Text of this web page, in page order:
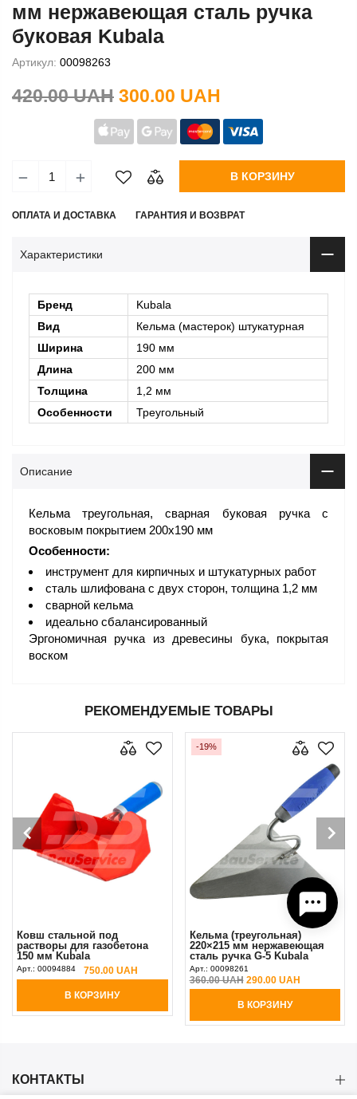
мм нержавеющая сталь ручка
буковая Kubala
Артикул: 00098263
420.00 UAH 300.00 UAH
В КОРЗИНУ
ОПЛАТА И ДОСТАВКА ГАРАНТИЯ И ВОЗВРАТ
Характеристики
Бренд
Kubala
Вид
Кельма (мастерок) штукатурная
Ширина
190 мм
Длина
200 мм
Толщина
1,2 мм
Особенности
Треугольный
Описание
Кельма треугольная, сварная буковая ручка с
восковым покрытием 200х190 мм
Особенности:
инструмент для кирпичных и штукатурных работ
сталь шлифована с двух сторон, толщина 1,2 мм
сварной кельма
идеально сбалансированный
Эргономичная ручка из древесины бука, покрытая
воском
РЕКОМЕНДУЕМЫЕ ТОВАРЫ
Ковш стальной под
растворы для газобетона
150 мм Kubala
Арт.: 00094884 750.00 UAH
В КОРЗИНУ
-19%
Кельма (треугольная)
220×215 мм нержавеющая
сталь ручка G-5 Kubala
Арт.: 00098261
360.00 UAH290.00 UAH
В КОРЗИНУ
КОНТАКТЫ